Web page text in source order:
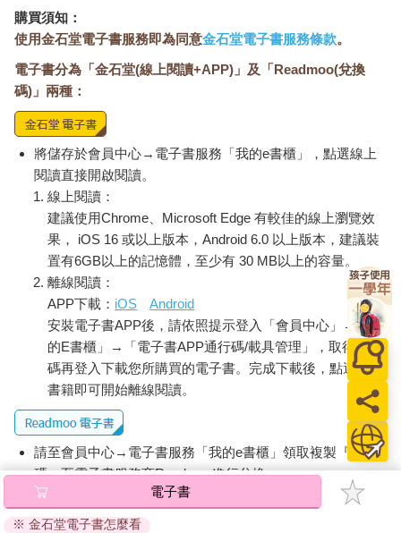
購買須知：
使用金石堂電子書服務即為同意金石堂電子書服務條款。
電子書分為「金石堂(線上閱讀+APP)」及「Readmoo(兌換
碼)」兩種：
將儲存於會員中心→電子書服務「我的e書櫃」，點選線上
閱讀直接開啟閱讀。
線上閱讀：
建議使用Chrome、Microsoft Edge 有較佳的線上瀏覽效
果， iOS 16 或以上版本，Android 6.0 以上版本，建議裝
置有6GB以上的記憶體，至少有 30 MB以上的容量。
離線閱讀：
APP下載： iOS
Android
安裝電子書APP後，請依照提示登入「會員中心」→「我
的E書櫃」→「電子書APP通行碼/載具管理」，取得通行
碼再登入下載您所購買的電子書。完成下載後，點選任一
書籍即可開始離線閱讀。
請至會員中心→電子書服務「我的e書櫃」領取複製『兌換
碼』至電子書服務商Readmoo進行兌換。
退換貨須知：
因版權保護，您在金石堂所購買的電子書僅能以金石堂專屬
電子書
※ 金石堂電子書怎麼看